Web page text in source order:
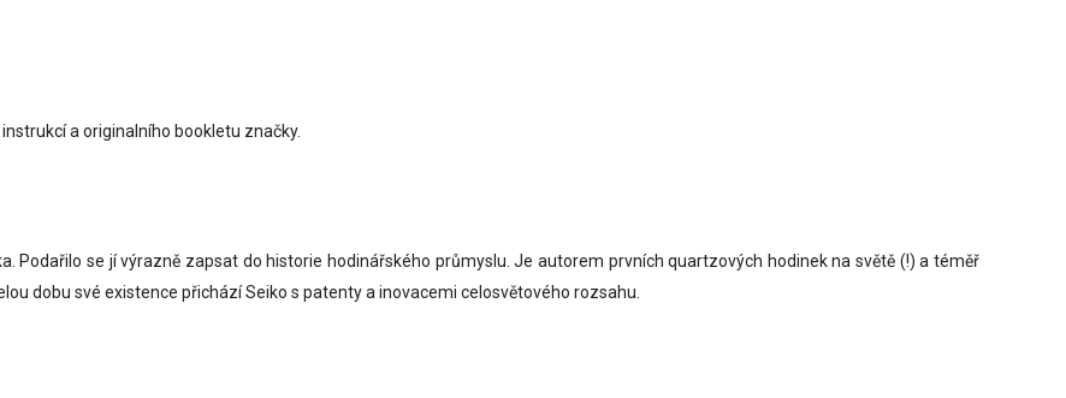
a originalního bookletu značky.
Podařilo se jí výrazně zapsat do historie hodinářského průmyslu. Je autorem prvních quartzových hodinek na světě (!) a téměř
dobu své existence přichází Seiko s patenty a inovacemi celosvětového rozsahu.